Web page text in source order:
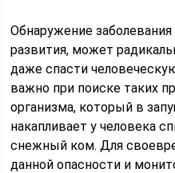
Обнаружение заболевания
развития, может
даже спасти
важно при поиске таких
организма, который в
накапливает у человека
снежный ком. Для
данной опасности и